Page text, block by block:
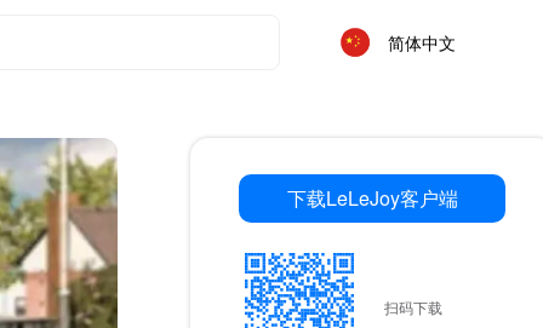
简体中文
下载LeLeJoy客户端
扫码下载